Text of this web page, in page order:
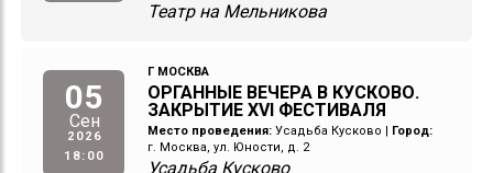
Театр на Мельникова
05
Сен
2026
18:00
Г МОСКВА
ОРГАННЫЕ ВЕЧЕРА В КУСКОВО.
ЗАКРЫТИЕ XVI ФЕСТИВАЛЯ
Место проведения: Усадьба Кусково
Город:
г. Москва, ул. Юности, д. 2
Усадьба Кусково